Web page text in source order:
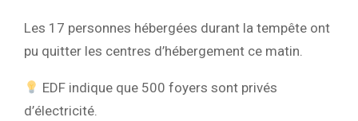
Les 17 personnes hébergées durant la tempête ont
pu quitter les centres d’hébergement ce matin.
EDF indique que 500 foyers sont privés
d’électricité.